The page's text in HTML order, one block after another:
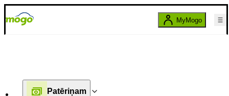
MyMogo
Patēriņam